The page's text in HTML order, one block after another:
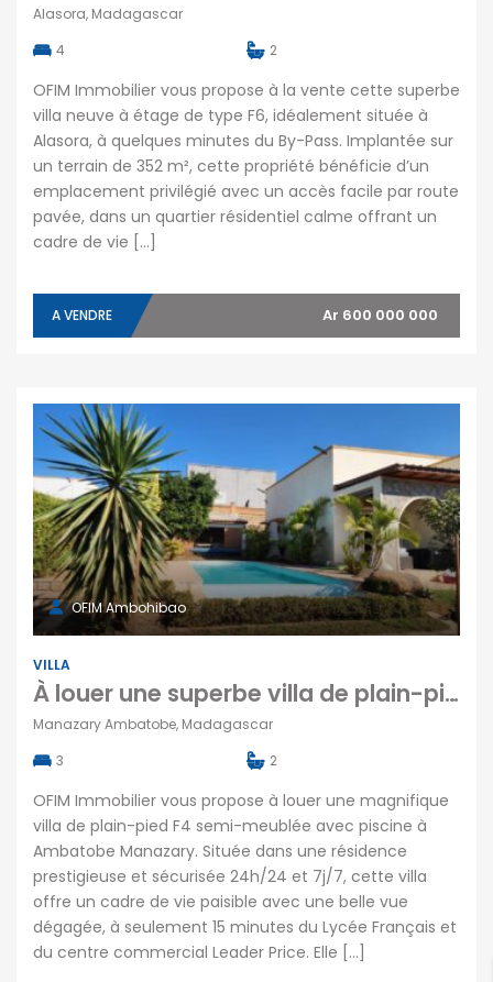
Alasora, Madagascar
4
2
OFIM Immobilier vous propose à la vente cette superbe
villa neuve à étage de type F6, idéalement située à
Alasora, à quelques minutes du By-Pass. Implantée sur
un terrain de 352 m², cette propriété bénéficie d’un
emplacement privilégié avec un accès facile par route
pavée, dans un quartier résidentiel calme offrant un
cadre de vie […]
A VENDRE Ar 600 000 000
OFIM Ambohibao
VILLA
À louer une superbe villa de plain-pied T4 semi-meublée avec piscine située à Ambatobe Manazary Madagascar
Manazary Ambatobe, Madagascar
3
2
OFIM Immobilier vous propose à louer une magnifique
villa de plain-pied F4 semi-meublée avec piscine à
Ambatobe Manazary. Située dans une résidence
prestigieuse et sécurisée 24h/24 et 7j/7, cette villa
offre un cadre de vie paisible avec une belle vue
dégagée, à seulement 15 minutes du Lycée Français et
du centre commercial Leader Price. Elle […]